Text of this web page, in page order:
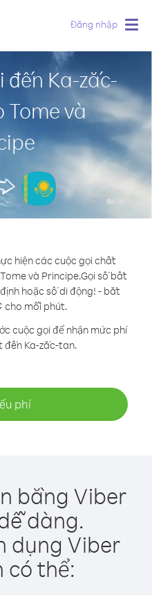
Đăng nhập
đến Ka-zắc-
Tome và
hiện các cuộc gọi chất
và Principe.Gọi số bất
hoặc số di động! - bắt
cho mỗi phút.
cuộc gọi để nhận mức phí
Ka-zắc-tan.
phí
bằng Viber
dàng.
dụng Viber
có thể: